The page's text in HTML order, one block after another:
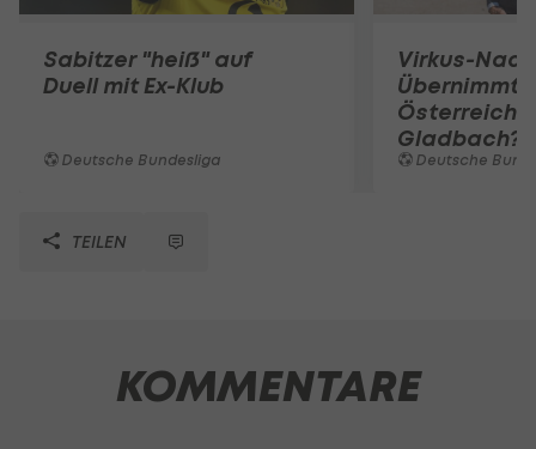
Sabitzer "heiß" auf
Duell mit Ex-Klub
Deutsche Bundesliga
Virkus-
Übernimmt
Gladbach?
Deutsche
TEILEN
KOMMENTARE